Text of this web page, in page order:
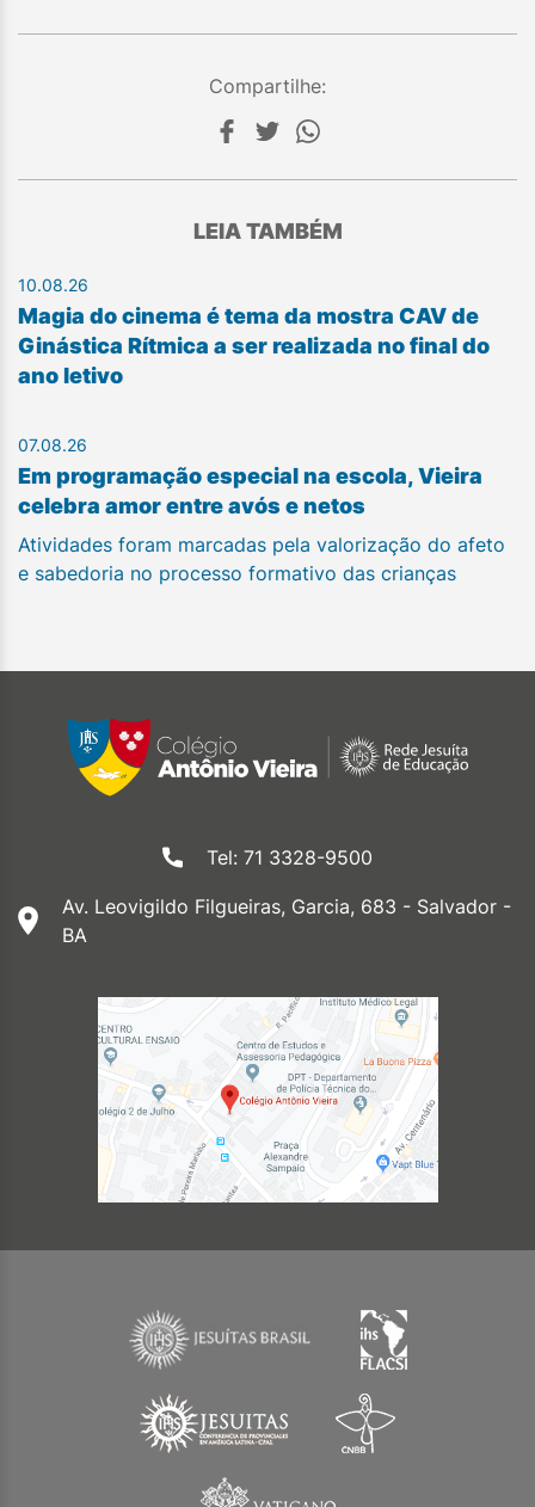
Compartilhe:
LEIA TAMBÉM
10.08.26
Magia do cinema é tema da mostra CAV de
Ginástica Rítmica a ser realizada no final do
ano letivo
07.08.26
Em programação especial na escola, Vieira
celebra amor entre avós e netos
Atividades foram marcadas pela valorização do afeto
e sabedoria no processo formativo das crianças
Tel: 71 3328-9500
Av. Leovigildo Filgueiras, Garcia, 683 - Salvador -
BA